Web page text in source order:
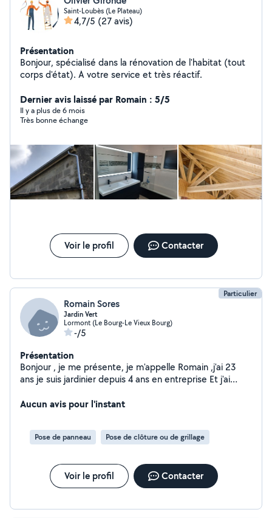
Saint-Loubès (Le Plateau)
4,7/5 (27 avis)
Présentation
Bonjour, spécialisé dans la rénovation de l'habitat (tout
corps d'état). A votre service et très réactif.
Dernier avis laissé par Romain : 5/5
Il y a plus de 6 mois
Très bonne échange
Voir le profil Contacter
Particulier
Romain Sores
Jardin Vert
Lormont (Le Bourg-Le Vieux Bourg)
-/5
Présentation
Bonjour , je me présente, je m'appelle Romain ,j'ai 23
ans je suis jardinier depuis 4 ans en entreprise Et j'ai
et un Bep . J'ai pas mal de matériel pour l'entretien de
Aucun avis pour l'instant
Pose de panneau Pose de clôture ou de grillage
Voir le profil Contacter